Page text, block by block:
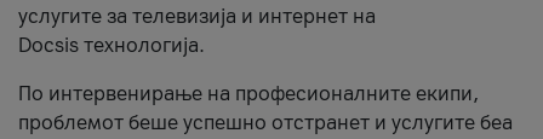
#ПодобарОнлајн
услугите за телевизија и интернет на
Docsis технологија.
По интервенирање на професионалните екипи,
проблемот беше успешно отстранет и услугите беа